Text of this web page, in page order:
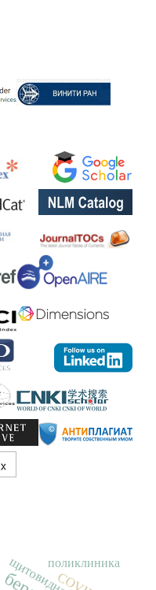
поликлиника